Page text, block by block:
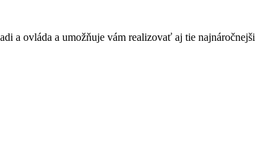
a ovláda a umožňuje vám realizovať aj tie